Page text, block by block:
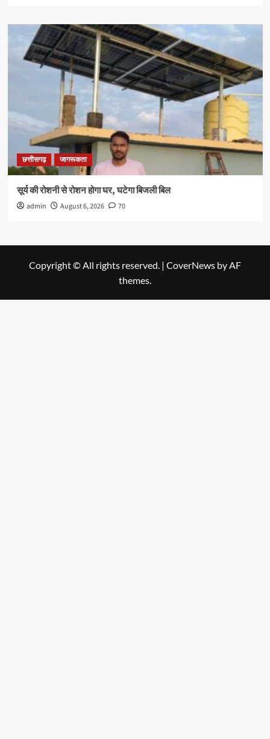
छत्तीसगढ़ जागरूकता
सूर्य की रोशनी से रोशन होगा घर, घटेगा बिजली बिल
admin August 6, 2026 70
Copyright © All rights reserved. | CoverNews by AF
themes.